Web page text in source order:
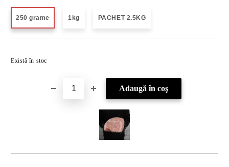
250 grame 1kg PACHET 2.5KG
Există în stoc